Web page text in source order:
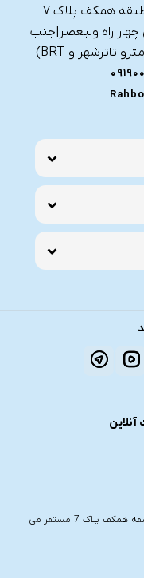
تهران، چهار راه ولیعصر پاساژ ابریشم طبقه همکف پلاک ۷
راه ولیعصر|جنب
واقع در تهران ،چهار راه ولیعصر ،پاساژ ابریشم طبقه همکف پلاک 7 مستقر می